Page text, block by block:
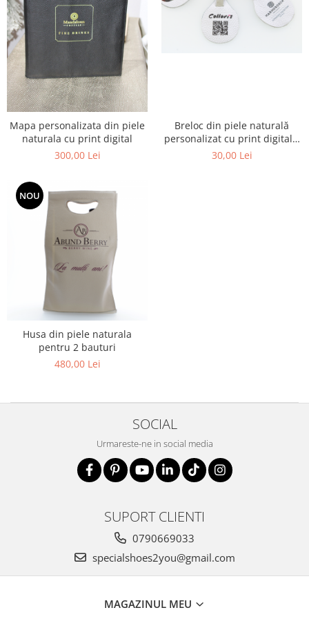
Mapa personalizata din piele
naturala cu print digital
300,00 Lei
Breloc din piele naturală
personalizat cu print digital –
Colloris
30,00 Lei
NOU
Husa din piele naturala
pentru 2 bauturi
480,00 Lei
SOCIAL
Urmareste-ne in social media
SUPORT CLIENTI
0790669033
specialshoes2you@gmail.com
MAGAZINUL MEU